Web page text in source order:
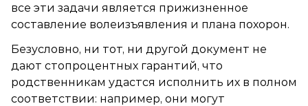
все эти задачи является прижизненное
составление волеизъявления и плана похорон.
Безусловно, ни тот, ни другой документ не
дают стопроцентных гарантий, что
родственникам удастся исполнить их в полном
соответствии: например, они могут